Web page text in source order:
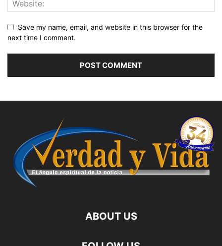
Save my name, email, and website in this browser for the
next time I comment.
ABOUT US